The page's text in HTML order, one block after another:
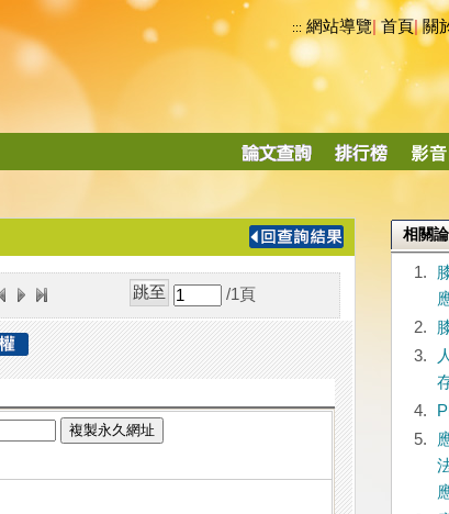
::: 網站導覽|首頁|關
導
/1 頁
複製永久網址
相關
1.
2.
3.
4.
5.